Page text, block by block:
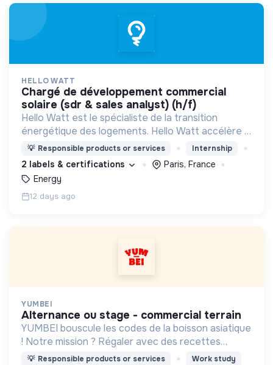
HELLO WATT
chargé de développement commercial
solaire (sdr & sales analyst) (h/f)
Hello Watt est le spécialiste de la transition
énergétique des logements. Hello Watt accélère la
transition énergétique en la rendant plus simple,
plus intelligente et plus accessible.
💡 Responsible products or services Internship
2 labels & certifications
Paris, France
Energy
12 days ago
YUMBEI
alternance ou stage - commercial terrain
YUMBEI bouscule les codes de la boisson asiatique
! Notre mission ? Régaler avec des recettes
innovantes, plus saines et responsables.
💡 Responsible products or services
Work study